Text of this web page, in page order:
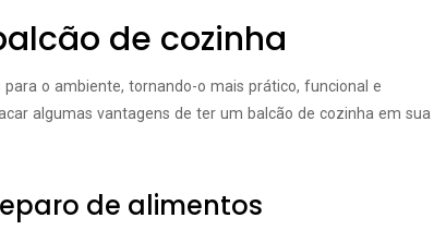
de cozinha
o ambiente, tornando-o mais prático, funcional e
algumas vantagens de ter um balcão de cozinha em sua
de alimentos